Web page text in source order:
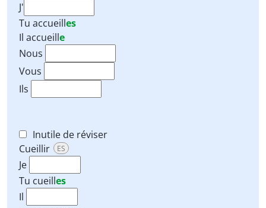
J'
Tu accueilles
Il accueille
Nous
Vous
Ils
Inutile de réviser
Cueillir
ES
Je
Tu cueilles
Il